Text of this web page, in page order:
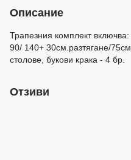
Описание
Трапезния комплект
90/ 140+ 30см.разтягане/
столове, букови крака - 4 бр.
Отзиви